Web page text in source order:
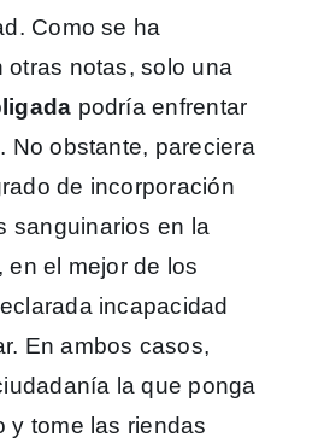
Como se ha
otras notas, solo una
podría enfrentar
No obstante, pareciera
de incorporación
sanguinarios en la
en el mejor de los
incapacidad
En ambos casos,
la que ponga
y tome las riendas